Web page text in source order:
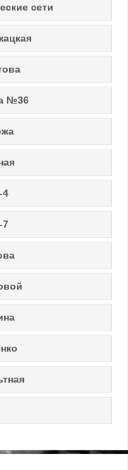
сети
№36
4
7